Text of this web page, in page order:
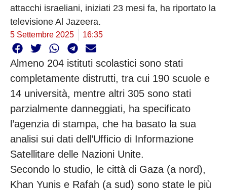
attacchi israeliani, iniziati 23 mesi fa, ha riportato la
televisione Al Jazeera.
5 Settembre 2025 16:35
Almeno 204 istituti scolastici sono stati
completamente distrutti, tra cui 190 scuole e
14 università, mentre altri 305 sono stati
parzialmente danneggiati, ha specificato
l’agenzia di stampa, che ha basato la sua
analisi sui dati dell’Ufficio di Informazione
Satellitare delle Nazioni Unite.
Secondo lo studio, le città di Gaza (a nord),
Khan Yunis e Rafah (a sud) sono state le più